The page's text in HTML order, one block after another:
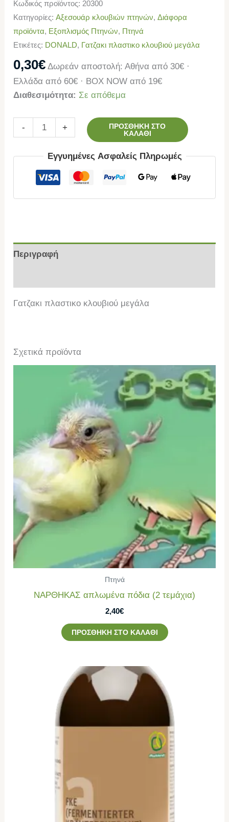
Κωδικός προϊόντος: 20300
Κατηγορίες:Αξεσουάρ κλουβιών πτηνών,Διάφορα
προϊόντα, Εξοπλισμός Πτηνών, Πτηνά
Ετικέτες: DONALD, Γατζακι πλαστικο κλουβιού μεγάλα
0,30€ Δωρεάν αποστολή: Αθήνα από 30€ ·
Ελλάδα από 60€ · BOX NOW από 19€
Διαθεσιμότητα: Σε απόθεμα
- +
ΠΡΟΣΘΉΚΗ ΣΤΟ
ΚΑΛΆΘΙ
Εγγυημένες Ασφαλείς Πληρωμές
Περιγραφή
Γατζακι πλαστικο κλουβιού μεγάλα
Σχετικά προϊόντα
Πτηνά
ΝΑΡΘΗΚΑΣ απλωμένα πόδια (2 τεμάχια)
2,40€
ΠΡΟΣΘΉΚΗ ΣΤΟ ΚΑΛΆΘΙ